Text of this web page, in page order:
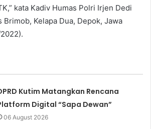
kata Kadiv Humas Polri Irjen Dedi
Brimob, Kelapa Dua, Depok, Jawa
Kutim Matangkan Rencana
Digital “Sapa Dewan”
06 August 2026